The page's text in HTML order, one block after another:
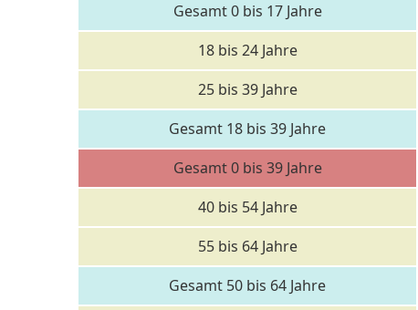
Gesamt 0 bis 17 Jahre
18 bis 24 Jahre
25 bis 39 Jahre
Gesamt 18 bis 39 Jahre
Gesamt 0 bis 39 Jahre
40 bis 54 Jahre
55 bis 64 Jahre
Gesamt 50 bis 64 Jahre